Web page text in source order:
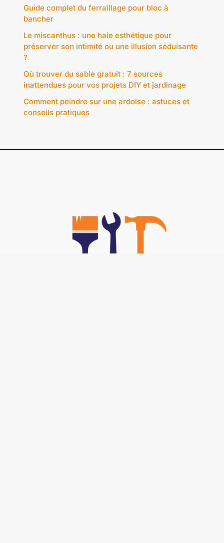
Guide complet du ferraillage pour bloc à
bancher
Le miscanthus : une haie esthétique pour
préserver son intimité ou une illusion séduisante
?
Où trouver du sable gratuit : 7 sources
inattendues pour vos projets DIY et jardinage
Comment peindre sur une ardoise : astuces et
conseils pratiques